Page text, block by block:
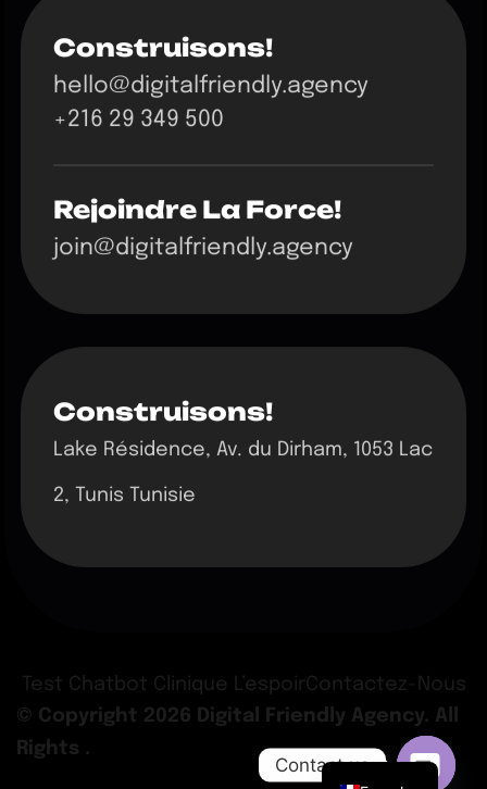
Construisons!
hello@digitalfriendly.agency
+216 29 349 500
Rejoindre La Force!
join@digitalfriendly.agency
Construisons!
Lake Résidence, Av. du Dirham, 1053 Lac
2, Tunis Tunisie
Test Chatbot Clinique L’espoirContactez-Nous
© Copyright 2026 Digital Friendly Agency. All
Rights .
Contact us